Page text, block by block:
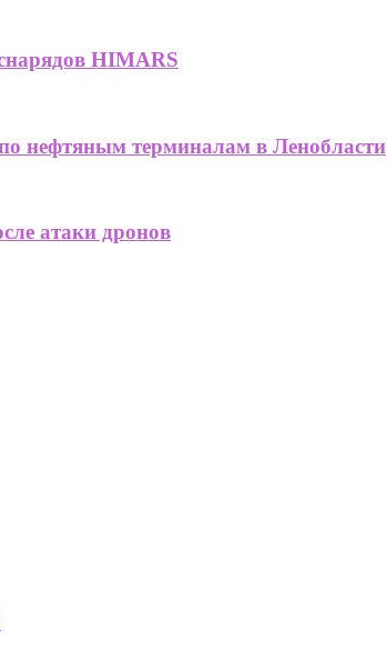
HIMARS
нефтяным терминалам в Ленобласти
атаки дронов